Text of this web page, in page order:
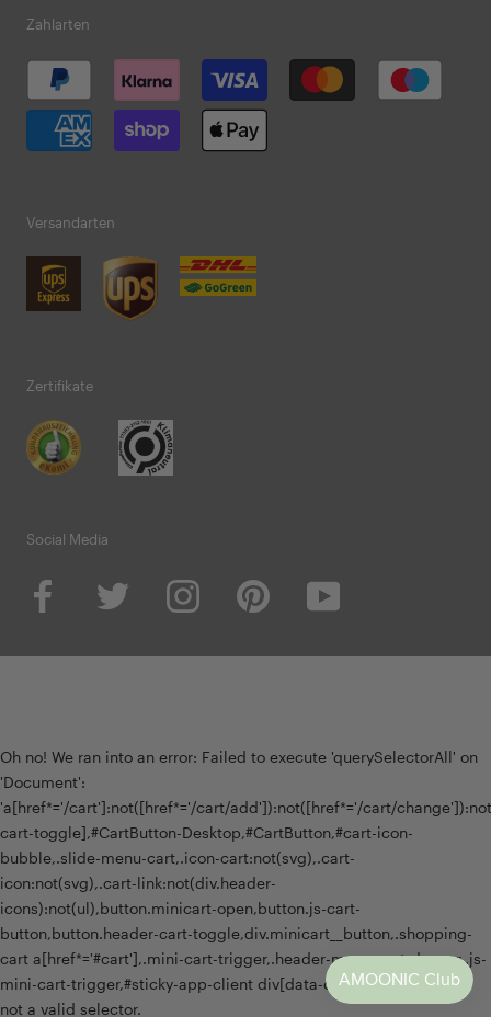
Zahlarten
Versandarten
Zertifikate
Social Media
Oh no! We ran into an error: Failed to execute 'querySelectorAll' on
'Document':
'a[href*='/cart']:not([href*='/cart/add']):not([href*='/cart/
cart-toggle],#CartButton-Desktop,#CartButton,#cart-icon-
bubble,.slide-menu-cart,.icon-cart:not(svg),.cart-
icon:not(svg),.cart-link:not(div.header-
icons):not(ul),button.minicart-open,button.js-cart-
button,button.header-cart-toggle,div.minicart__button,.shopping-
cart a[href*='#cart'],.mini-cart-trigger,.header-menu-cart-drawer,.js-
mini-cart-trigger,#sticky-app-client div[data-cl='sticky-button']' is
not a valid selector.